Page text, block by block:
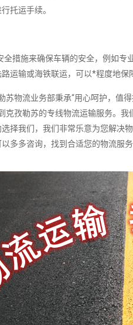
托运手续。
措施来确保车辆的安全，例如专
运输或海铁联运，可以*程度地保
物流业务部秉承“用心呵护，值
克孜勒苏的专线物流运输服务。
择我们，我们非常乐意为您解决
多多咨询，找到合适您的物流服务